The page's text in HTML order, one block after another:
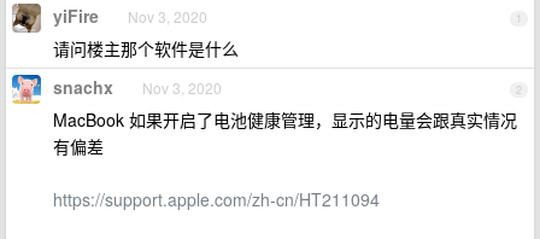
1
yiFire Nov 3, 2020
请问楼主那个软件是什么
2
snachx Nov 3, 2020
MacBook 如果开启了电池健康管理，显示的电量会跟真实情况
有偏差
https://support.apple.com/zh-cn/HT211094